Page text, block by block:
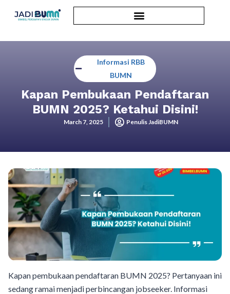
Informasi RBB
BUMN
Kapan Pembukaan Pendaftaran
BUMN 2025? Ketahui Disini!
March 7, 2025 Penulis JadiBUMN
Kapan pembukaan pendaftaran BUMN 2025? Pertanyaan ini
sedang ramai menjadi perbincangan jobseeker. Informasi